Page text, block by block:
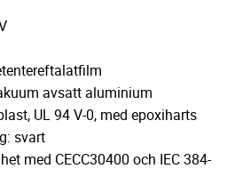
avsatt aluminium
UL 94 V-0, med epoxiharts
svart
med CECC30400 och IEC 384-